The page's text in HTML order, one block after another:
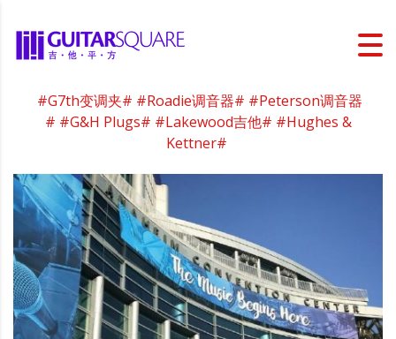
#G7th变调夹# #Roadie调音器# #Peterson调音器
# #G&H Plugs# #Lakewood吉他# #Hughes &
Kettner#